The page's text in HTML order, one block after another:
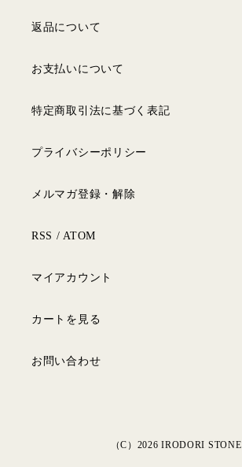
返品について
お支払いについて
特定商取引法に基づく表記
プライバシーポリシー
メルマガ登録・解除
RSS / ATOM
マイアカウント
カートを見る
お問い合わせ
（C）2026 IRODORI STONE